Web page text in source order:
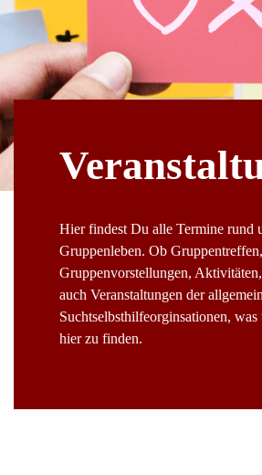
Hier findest Du alle Termine rund
Gruppenleben. Ob Gruppentreffen,
Gruppenvorstellungen,
auch Veranstaltungen der
Suchtselbsthilfeorginsationen,
hier zu finden.